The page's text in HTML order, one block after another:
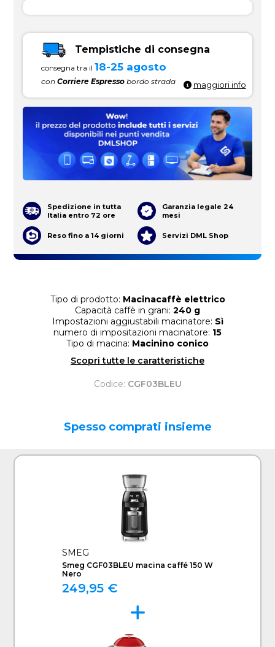
Tipo di prodotto: Macinacaffè elettrico
Capacità caffè in grani: 240 g
Impostazioni aggiustabili macinatore: Sì
numero di impositazioni macinatore: 15
Tipo di macina: Macinino conico
Scopri tutte le caratteristiche
Codice: CGF03BLEU
Tempistiche di consegna
consegna tra il 18-25 agosto
conCorriere Espresso bordo strada maggiori info
Spedizione in tutta
Italia entro 72 ore
Garanzia legale 24
mesi
Reso fino a 14 giorni Servizi DML Shop
Spesso comprati insieme
SMEG
Smeg CGF03BLEU macina caffé 150 W
Nero
249,95 €